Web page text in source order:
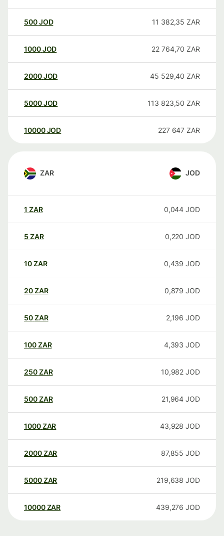
500JOD 11 382,35 ZAR
1000JOD 22 764,70 ZAR
2000JOD 45 529,40 ZAR
5000JOD 113 823,50 ZAR
10000 JOD 227 647 ZAR
ZAR JOD
1 ZAR 0,044 JOD
5 ZAR 0,220 JOD
10ZAR 0,439 JOD
20ZAR 0,879 JOD
50ZAR 2,196 JOD
100ZAR 4,393 JOD
250ZAR 10,982 JOD
500ZAR 21,964 JOD
1000ZAR 43,928 JOD
2000ZAR 87,855 JOD
5000ZAR 219,638 JOD
10000 ZAR 439,276 JOD